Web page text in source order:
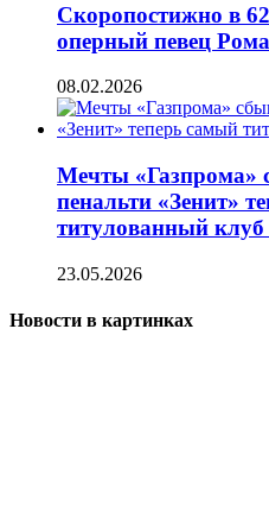
Скоропостижно в
оперный певец
08.02.2026
Мечты «Газпрома»
пенальти «Зенит»
титулованный
23.05.2026
Новости в картинках